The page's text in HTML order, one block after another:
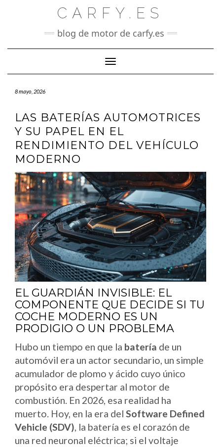
CARFY.ES
blog de motor de carfy.es
Cambiar modo de navegación
8 mayo, 2026
LAS BATERÍAS AUTOMOTRICES
Y SU PAPEL EN EL
RENDIMIENTO DEL VEHÍCULO
MODERNO
EL GUARDIÁN INVISIBLE: EL
COMPONENTE QUE DECIDE SI TU
COCHE MODERNO ES UN
PRODIGIO O UN PROBLEMA
Hubo un tiempo en que la batería de un
automóvil era un actor secundario, un simple
acumulador de plomo y ácido cuyo único
propósito era despertar al motor de
combustión. En 2026, esa realidad ha
muerto. Hoy, en la era del Software Defined
Vehicle (SDV), la batería es el corazón de
una red neuronal eléctrica; si el voltaje